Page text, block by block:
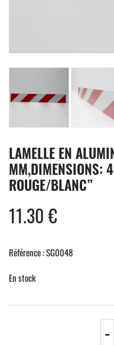
LAMELLE EN
MM,DIMENSIONS:
ROUGE/BLANC”
11.30€
Référence : SG0048
En stock
-